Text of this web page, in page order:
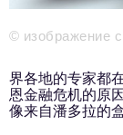
info@business-
广告部
发行部/编辑订阅
© изображение
界各地的专家都
恩金融危机的原
像来自潘多拉的盒